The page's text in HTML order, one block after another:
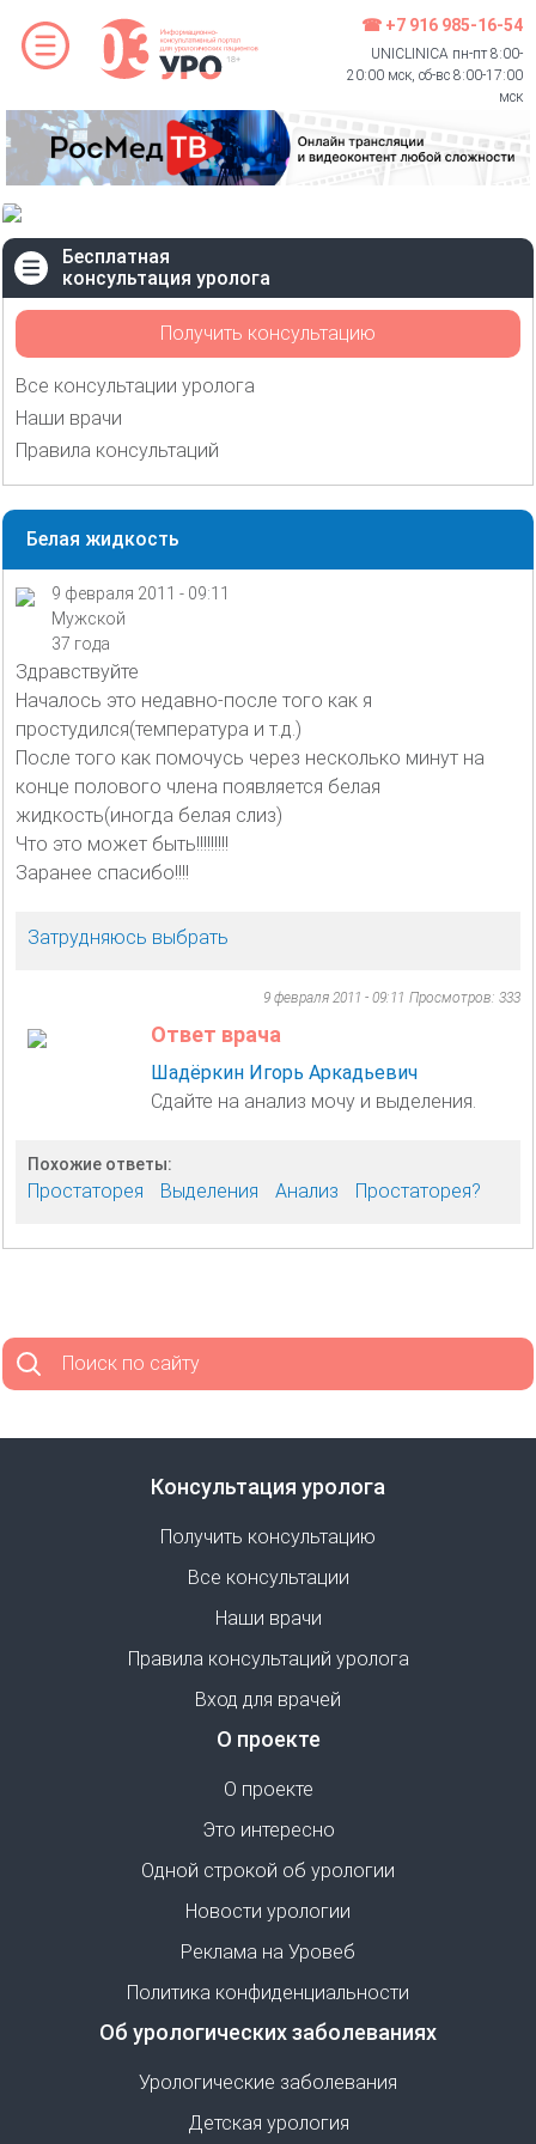
☎ +7 916 985-16-54
UNICLINICA пн-пт 8:00-
20:00 мск, сб-вс 8:00-17:00
мск
Бесплатная
консультация уролога
Получить консультацию
Все консультации уролога
Наши врачи
Правила консультаций
Белая жидкость
9 февраля 2011 - 09:11
Мужской
37 года
Здравствуйте
Началось это недавно-после того как я
простудился(температура и т.д.)
После того как помочусь через несколько минут на
конце полового члена появляется белая
жидкость(иногда белая слиз)
Что это может быть!!!!!!!!!
Заранее спасибо!!!!
Затрудняюсь выбрать
9 февраля 2011 - 09:11 Просмотров: 333
Ответ врача
Шадёркин Игорь Аркадьевич
Сдайте на анализ мочу и выделения.
Похожие ответы:
Простаторея Выделения Анализ Простаторея?
Поиск по сайту
Консультация уролога
Получить консультацию
Все консультации
Наши врачи
Правила консультаций уролога
Вход для врачей
О проекте
О проекте
Это интересно
Одной строкой об урологии
Новости урологии
Реклама на Уровеб
Политика конфиденциальности
Об урологических заболеваниях
Урологические заболевания
Детская урология